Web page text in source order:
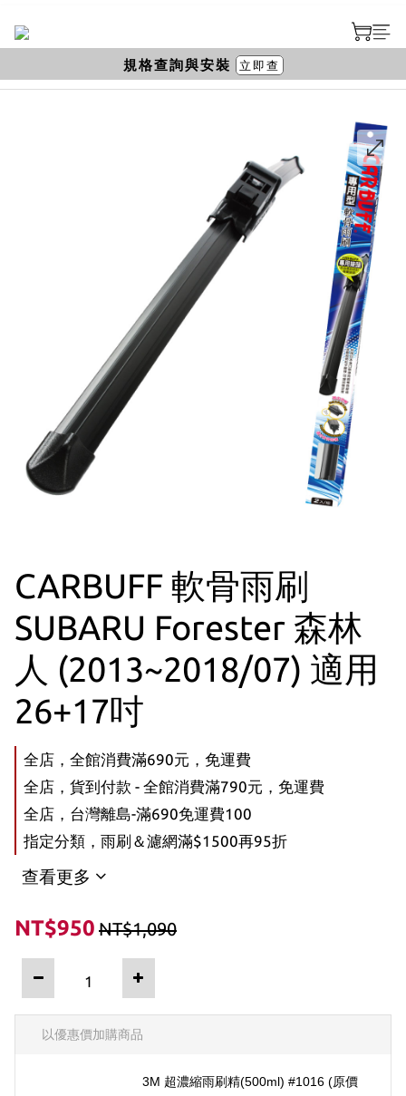
CARBUFF 軟骨雨刷
SUBARU Forester 森林
人 (2013~2018/07) 適用
26+17吋
全店，全館消費滿690元，免運費
全店，貨到付款 - 全館消費滿790元，免運費
全店，台灣離島-滿690免運費100
指定分類，雨刷＆濾網滿$1500再95折
查看更多
NT$950 NT$1,090
以優惠價加購商品
3M 超濃縮雨刷精(500ml) #1016 (原價
規格查詢與安裝 立即查